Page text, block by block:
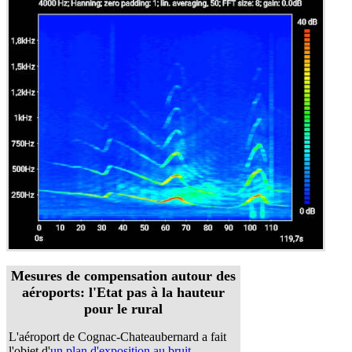
Mesures de compensation autour des
aéroports: l'Etat pas à la hauteur
pour le rural
L'aéroport de Cognac-Chateaubernard a fait